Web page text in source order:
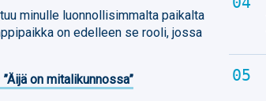
minulle luonnollisimmalta paikalta
on edelleen se rooli, jossa
on mitalikunnossa”